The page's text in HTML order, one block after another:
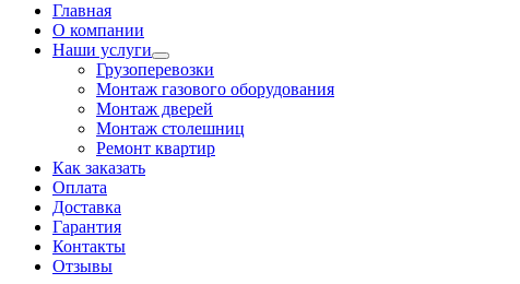
Главная
О компании
Наши услуги
Грузоперевозки
Монтаж газового оборудования
Монтаж дверей
Монтаж столешниц
Ремонт квартир
Как заказать
Оплата
Доставка
Гарантия
Контакты
Отзывы